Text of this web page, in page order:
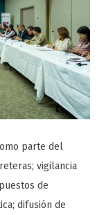
parte del
vigilancia
de
difusión de